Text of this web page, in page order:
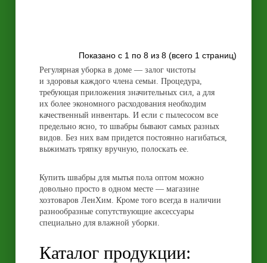
Показано с 1 по 8 из 8 (всего 1 страниц)
Регулярная уборка в доме — залог чистоты
и здоровья каждого члена семьи. Процедура,
требующая приложения значительных сил, а для
их более экономного расходования необходим
качественный инвентарь. И если с пылесосом все
предельно ясно, то швабры бывают самых разных
видов. Без них вам придется постоянно нагибаться,
выжимать тряпку вручную, полоскать ее.
Купить швабры для мытья пола оптом можно
довольно просто в одном месте — магазине
хозтоваров ЛенХим. Кроме того всегда в наличии
разнообразные сопутствующие аксессуары
специально для влажной уборки.
Каталог продукции: